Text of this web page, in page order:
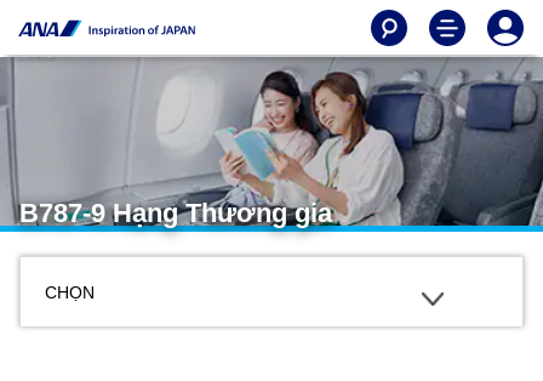
B787-9 Hạng Thương gia
CHỌN